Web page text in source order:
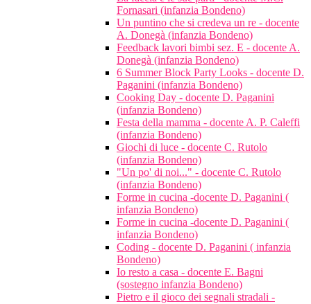
Fornasari (infanzia Bondeno)
Un puntino che si credeva un re - docente
A. Donegà (infanzia Bondeno)
Feedback lavori bimbi sez. E - docente A.
Donegà (infanzia Bondeno)
6 Summer Block Party Looks - docente D.
Paganini (infanzia Bondeno)
Cooking Day - docente D. Paganini
(infanzia Bondeno)
Festa della mamma - docente A. P. Caleffi
(infanzia Bondeno)
Giochi di luce - docente C. Rutolo
(infanzia Bondeno)
"Un po' di noi..." - docente C. Rutolo
(infanzia Bondeno)
Forme in cucina -docente D. Paganini (
infanzia Bondeno)
Forme in cucina -docente D. Paganini (
infanzia Bondeno)
Coding - docente D. Paganini ( infanzia
Bondeno)
Io resto a casa - docente E. Bagni
(sostegno infanzia Bondeno)
Pietro e il gioco dei segnali stradali -